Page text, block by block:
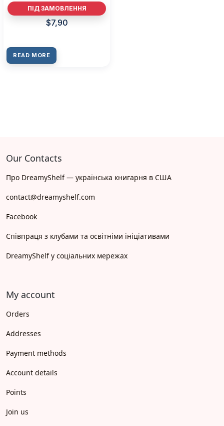
ПІД ЗАМОВЛЕННЯ
$7,90
READ MORE
Our Contacts
Про DreamyShelf — українська книгарня в США
contact@dreamyshelf.com
Facebook
Співпраця з клубами та освітніми ініціативами
DreamyShelf у соціальних мережах
My account
Orders
Addresses
Payment methods
Account details
Points
Join us